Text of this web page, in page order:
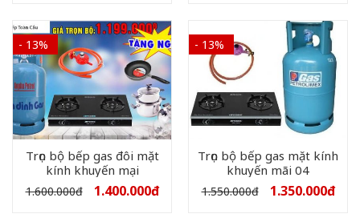
- 13%
Trọn bộ bếp gas đôi mặt
kính khuyến mại
1.600.000đ 1.400.000đ
- 13%
Trọn bộ bếp gas mặt kính
khuyến mãi 04
1.550.000đ 1.350.000đ